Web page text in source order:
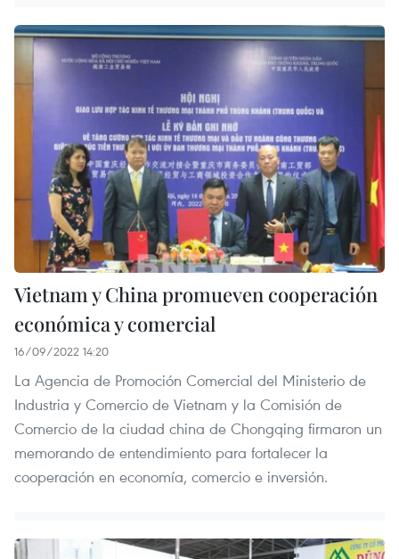
Vietnam y China promueven cooperación
económica y comercial
16/09/2022 14:20
La Agencia de Promoción Comercial del Ministerio de
Industria y Comercio de Vietnam y la Comisión de
Comercio de la ciudad china de Chongqing firmaron un
memorando de entendimiento para fortalecer la
cooperación en economía, comercio e inversión.